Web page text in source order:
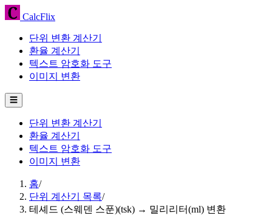
CalcFlix
단위 변환 계산기
환율 계산기
텍스트 암호화 도구
이미지 변환
☰
단위 변환 계산기
환율 계산기
텍스트 암호화 도구
이미지 변환
홈/
단위 계산기 목록/
테셰드 (스웨덴 스푼)(tsk) → 밀리리터(ml) 변환